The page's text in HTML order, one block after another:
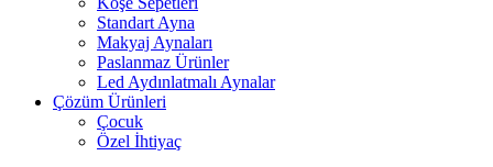
Standart Ayna
Makyaj Aynaları
Paslanmaz Ürünler
Led Aydınlatmalı Aynalar
Çözüm Ürünleri
Çocuk
Özel İhtiyaç